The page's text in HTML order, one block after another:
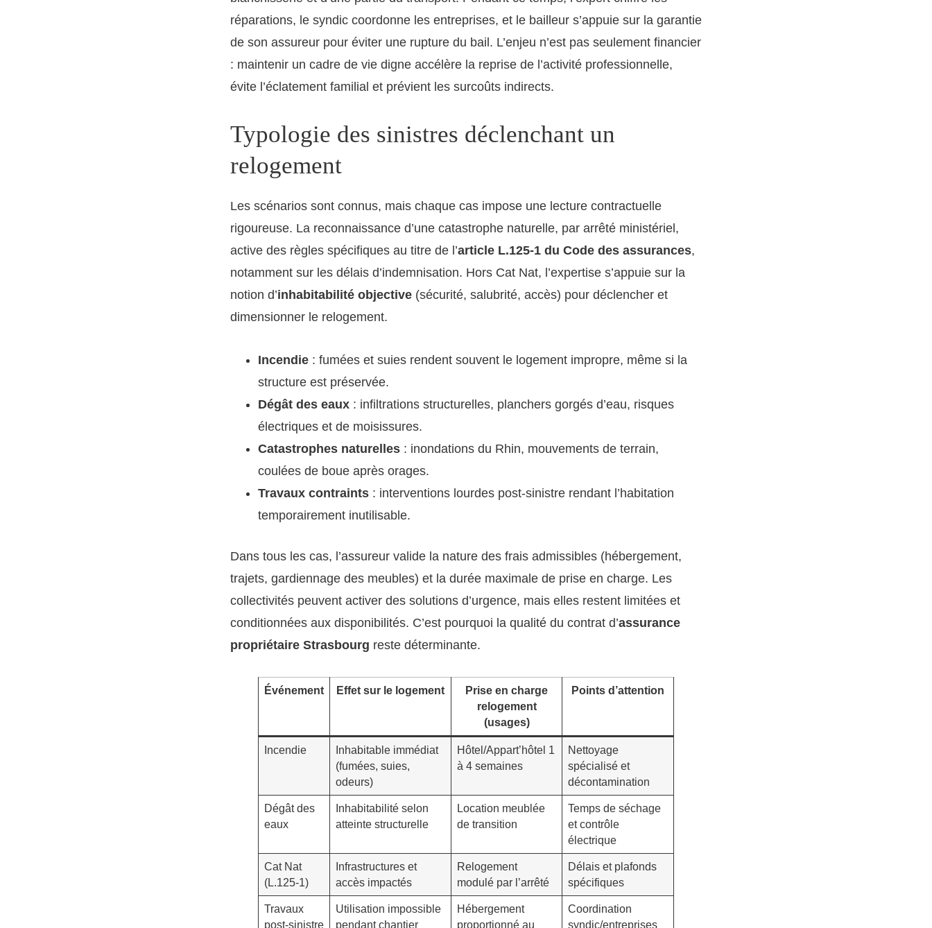
réparations, le syndic coordonne les entreprises, et le bailleur s’appuie sur la garantie
de son assureur pour éviter une rupture du bail. L’enjeu n’est pas seulement financier
: maintenir un cadre de vie digne accélère la reprise de l’activité professionnelle,
évite l’éclatement familial et prévient les surcoûts indirects.
Typologie des sinistres déclenchant un
relogement
Les scénarios sont connus, mais chaque cas impose une lecture contractuelle
rigoureuse. La reconnaissance d’une catastrophe naturelle, par arrêté ministériel,
active des règles spécifiques au titre de l’article L.125-1 du Code des assurances,
notamment sur les délais d’indemnisation. Hors Cat Nat, l’expertise s’appuie sur la
notion d’inhabitabilité objective (sécurité, salubrité, accès) pour déclencher et
dimensionner le relogement.
Incendie : fumées et suies rendent souvent le logement impropre, même si la
structure est préservée.
Dégât des eaux : infiltrations structurelles, planchers gorgés d’eau, risques
électriques et de moisissures.
Catastrophes naturelles : inondations du Rhin, mouvements de terrain,
coulées de boue après orages.
Travaux contraints : interventions lourdes post-sinistre rendant l’habitation
temporairement inutilisable.
Dans tous les cas, l’assureur valide la nature des frais admissibles (hébergement,
trajets, gardiennage des meubles) et la durée maximale de prise en charge. Les
collectivités peuvent activer des solutions d’urgence, mais elles restent limitées et
conditionnées aux disponibilités. C’est pourquoi la qualité du contrat d’assurance
propriétaire Strasbourg reste déterminante.
Événement Effet sur le logement
Prise en charge
relogement
(usages)
Points d’attention
Incendie
Inhabitable immédiat
(fumées, suies,
odeurs)
Hôtel/Appart’hôtel 1
à 4 semaines
Nettoyage
spécialisé et
décontamination
Dégât des
eaux
Inhabitabilité selon
atteinte structurelle
Location meublée
de transition
Temps de séchage
et contrôle
électrique
Cat Nat
(L.125-1)
Infrastructures et
accès impactés
Relogement
modulé par l’arrêté
Délais et plafonds
spécifiques
Travaux
post-sinistre
Utilisation impossible
pendant chantier
Hébergement
proportionné au
Coordination
syndic/entreprises